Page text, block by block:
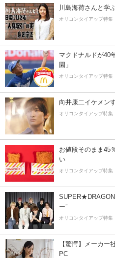
川島海荷さんと学
オリコンタイアップ特集
マクドナルドが40
園」
オリコンタイアップ特集
向井康二イケメン
オリコンタイアップ特集
お値段そのまま45
い
オリコンタイアップ特集
SUPER★DRAGON
ー”
オリコンタイアップ特集
【驚愕】メーカー
PC